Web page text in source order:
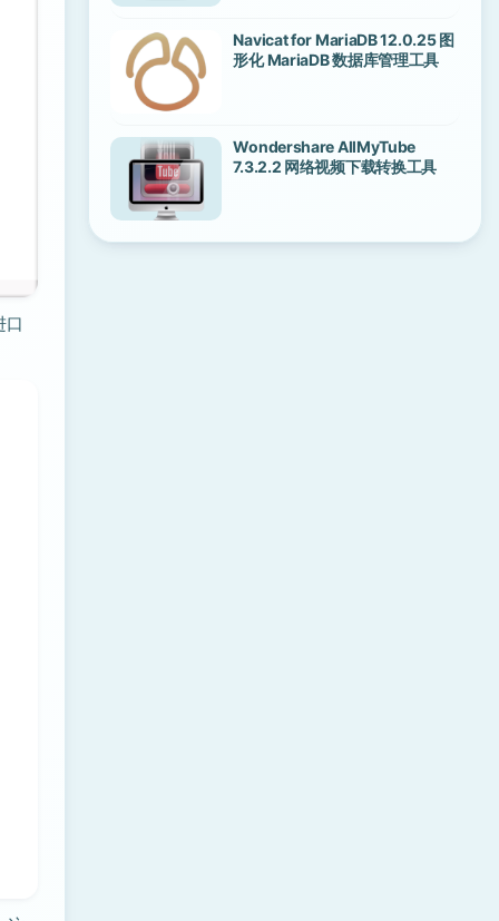
口
Navicat for MariaDB 12.0.25 图
形化 MariaDB 数据库管理工具
Wondershare AllMyTube
7.3.2.2 网络视频下载转换工具